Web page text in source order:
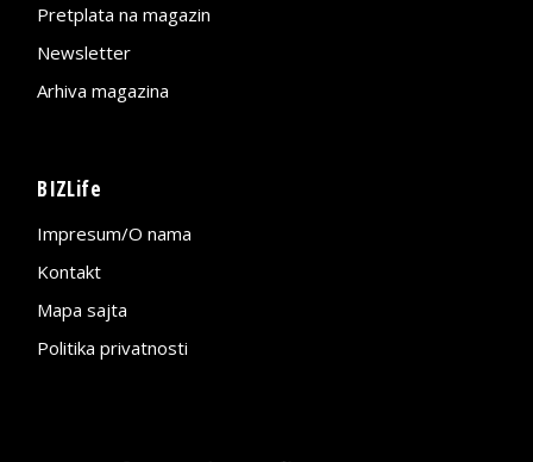
Pretplata na magazin
Newsletter
Arhiva magazina
BIZLife
Impresum/O nama
Kontakt
Mapa sajta
Politika privatnosti